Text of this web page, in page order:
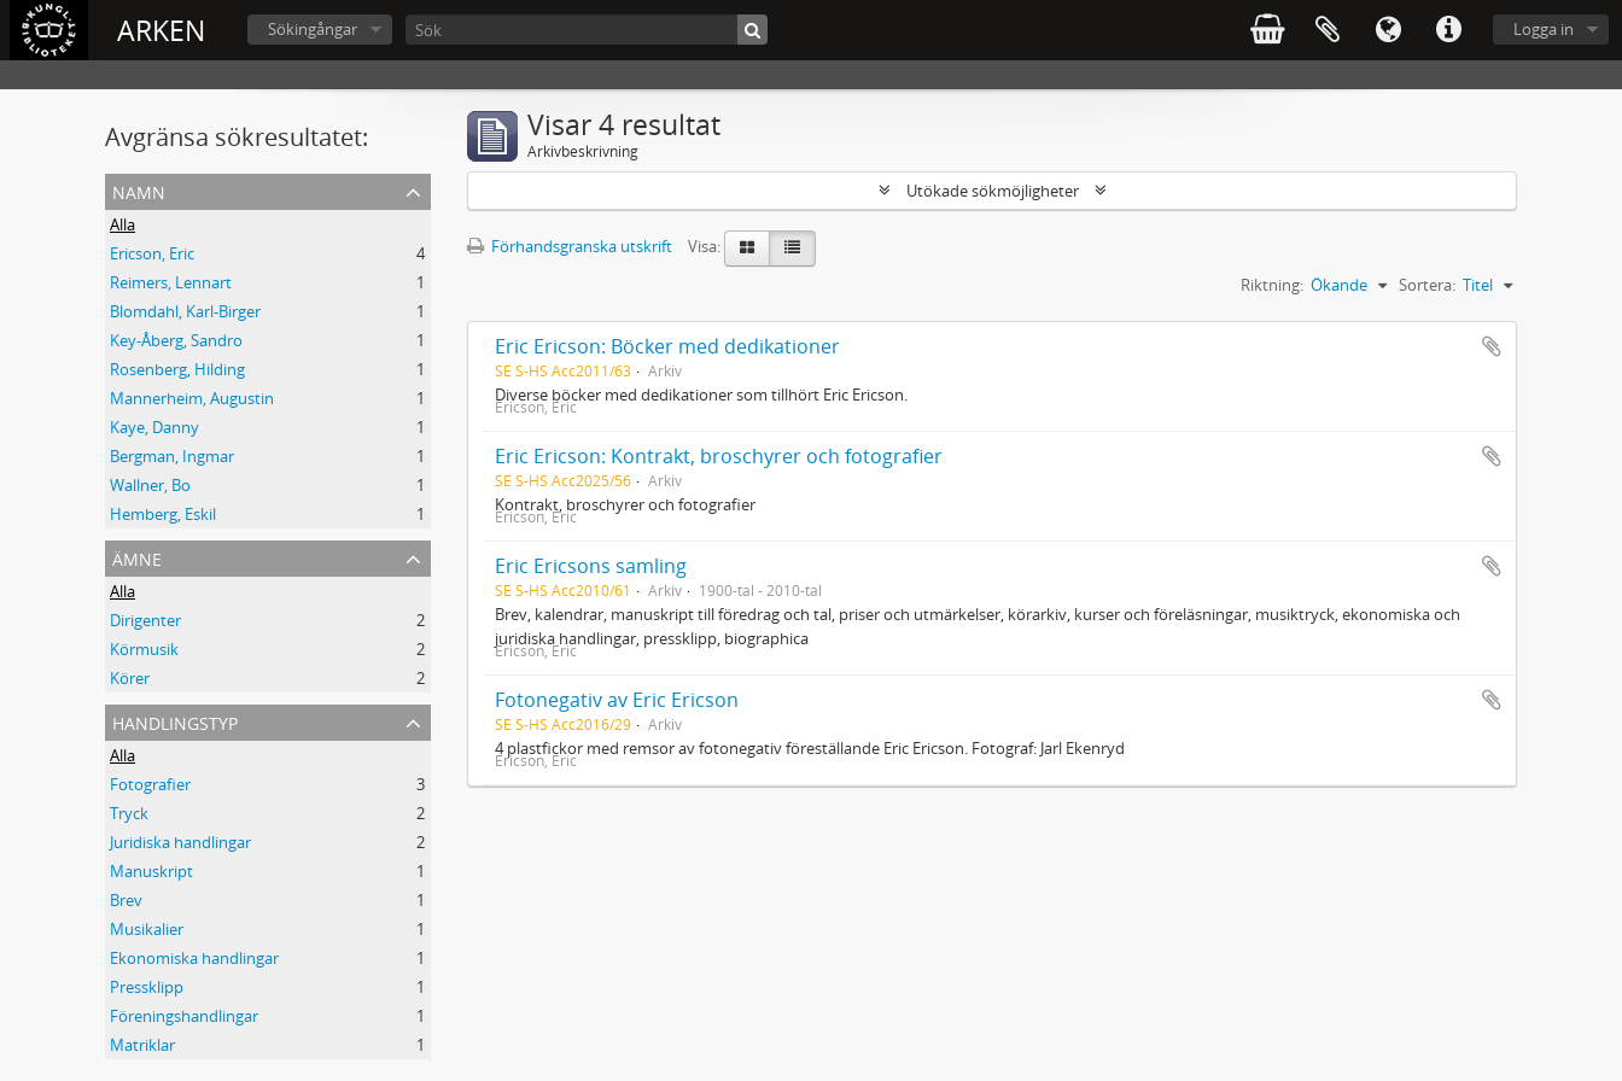
ARKEN Logga in
Sökingångar
Avgränsa sökresultatet:
namn
Alla
Ericson, Eric
4
Reimers, Lennart
1
Blomdahl, Karl-Birger
1
Key-Åberg, Sandro
1
Rosenberg, Hilding
1
Mannerheim, Augustin
1
Kaye, Danny
1
Bergman, Ingmar
1
Wallner, Bo
1
Hemberg, Eskil
1
ämne
Alla
Dirigenter
2
Körmusik
2
Körer
2
handlingstyp
Alla
Fotografier
3
Tryck
2
Juridiska handlingar
2
Manuskript
1
Brev
1
Musikalier
1
Ekonomiska handlingar
1
Pressklipp
1
Föreningshandlingar
1
Matriklar
1
Visar 4 resultat
Arkivbeskrivning
Utökade sökmöjligheter
Förhandsgranska utskrift
Visa:
Sortera: Titel
Riktning: Ökande
Eric Ericson: Böcker med dedikationer
SE S-HS Acc2011/63 Arkiv
Diverse böcker med dedikationer som tillhört Eric Ericson.
Ericson, Eric
Eric Ericson: Kontrakt, broschyrer och fotografier
SE S-HS Acc2025/56 Arkiv
Kontrakt, broschyrer och fotografier
Ericson, Eric
Eric Ericsons samling
SE S-HS Acc2010/61 Arkiv 1900-tal - 2010-tal
Brev, kalendrar, manuskript till föredrag och tal, priser och utmärkelser, körarkiv, kurser och föreläsningar, musiktryck, ekonomiska och
juridiska handlingar, pressklipp, biographica
Ericson, Eric
Fotonegativ av Eric Ericson
SE S-HS Acc2016/29 Arkiv
4 plastfickor med remsor av fotonegativ föreställande Eric Ericson. Fotograf: Jarl Ekenryd
Ericson, Eric